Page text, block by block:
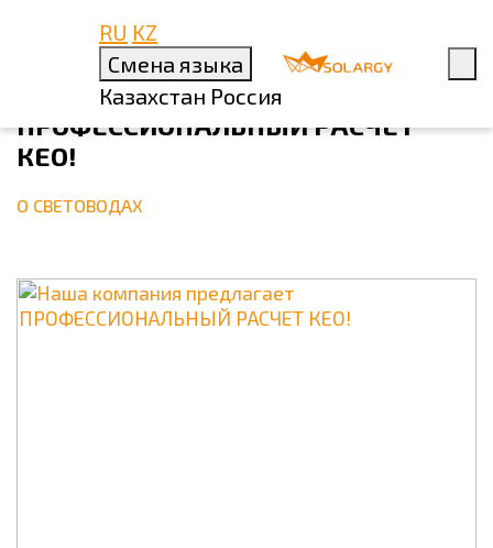
RU KZ
Смена языка
Казахстан Россия
6 АПРЕЛЯ 2023
НАША КОМПАНИЯ ПРЕДЛАГАЕТ
ПРОФЕССИОНАЛЬНЫЙ РАСЧЕТ
КЕО!
О СВЕТОВОДАХ